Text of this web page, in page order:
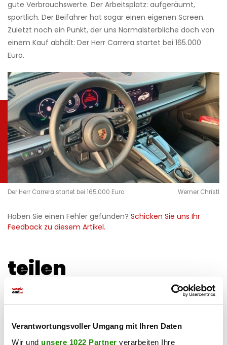
Verantwortungsvoller Umgang mit Ihren Daten
Wir und unsere 1022 Partner verarbeiten Ihre
gute Verbrauchswerte. Der Arbeitsplatz: aufgeräumt,
sportlich. Der Beifahrer hat sogar einen eigenen Screen.
Zuletzt noch ein Punkt, der uns Normalsterbliche doch von
einem Kauf abhält: Der Herr Carrera startet bei 165.000
Euro.
Der Herr Carrera startet bei 165.000 Euro. Werner Christl
Haben Sie einen Fehler gefunden? Schicken Sie uns Ihr
Feedback zu diesem Artikel.
teilen